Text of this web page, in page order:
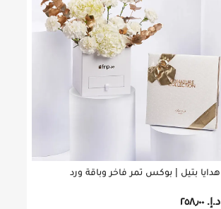
هدايا بتيل | بوكس تمر فاخر وباقة ورد
د.إ.‏ ٢٥٨٫٠٠